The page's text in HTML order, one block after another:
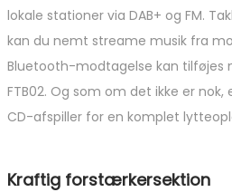
lokale stationer via DAB+ og FM.
kan du nemt streame musik fra
Bluetooth-modtagelse kan tilføjes
FTB02. Og som om det ikke er
CD-afspiller for en komplet
Kraftig forstærkersektion